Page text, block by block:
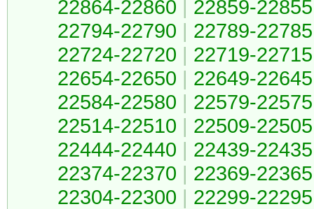
22864-22860 | 22859-22855
22794-22790 | 22789-22785
22724-22720 | 22719-22715
22654-22650 | 22649-22645
22584-22580 | 22579-22575
22514-22510 | 22509-22505
22444-22440 | 22439-22435
22374-22370 | 22369-22365
22304-22300 | 22299-22295